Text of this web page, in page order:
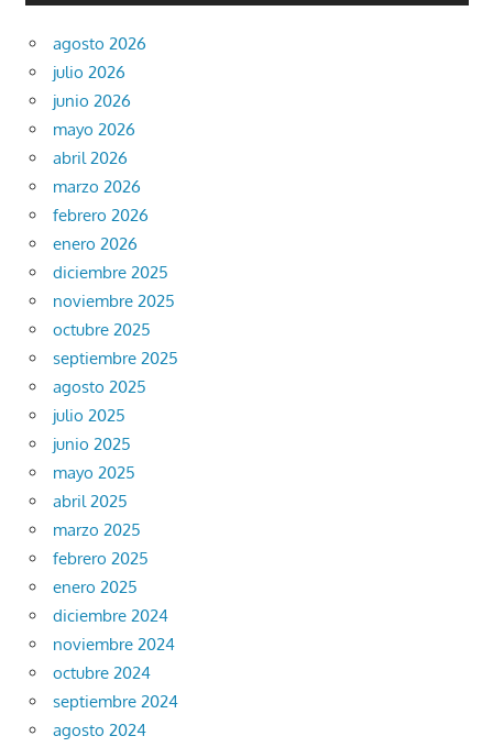
agosto 2026
julio 2026
junio 2026
mayo 2026
abril 2026
marzo 2026
febrero 2026
enero 2026
diciembre 2025
noviembre 2025
octubre 2025
septiembre 2025
agosto 2025
julio 2025
junio 2025
mayo 2025
abril 2025
marzo 2025
febrero 2025
enero 2025
diciembre 2024
noviembre 2024
octubre 2024
septiembre 2024
agosto 2024